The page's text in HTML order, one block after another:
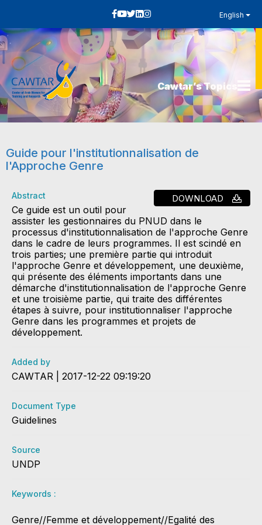
English
Cawtar’s Topics
Guide pour l'institutionnalisation de
l'Approche Genre
DOWNLOAD
Abstract
Ce guide est un outil pour
assister les gestionnaires du PNUD dans le
processus d'institutionnalisation de l'approche Genre
dans le cadre de leurs programmes. Il est scindé en
trois parties; une première partie qui introduit
l'approche Genre et développement, une deuxième,
qui présente des éléments importants dans une
démarche d'institutionnalisation de l'approche Genre
et une troisième partie, qui traite des différentes
étapes à suivre, pour institutionnaliser l'approche
Genre dans les programmes et projets de
développement.
Added by
CAWTAR | 2017-12-22 09:19:20
Document Type
Guidelines
Source
UNDP
Keywords :
Genre//Femme et développement//Egalité des